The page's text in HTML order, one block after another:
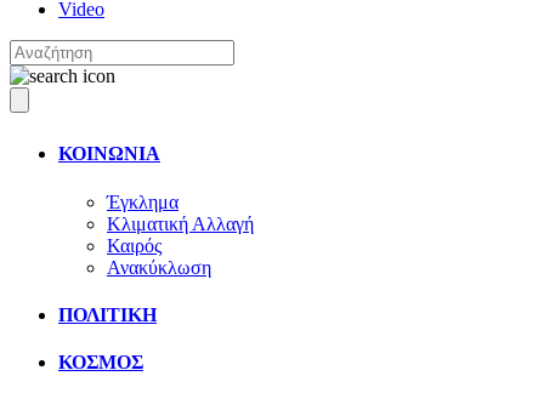
Video
ΚΟΙΝΩΝΙΑ
Έγκλημα
Κλιματική Αλλαγή
Καιρός
Ανακύκλωση
ΠΟΛΙΤΙΚΗ
ΚΟΣΜΟΣ